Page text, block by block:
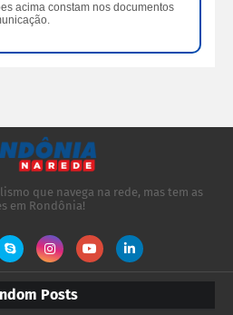
acima constam nos documentos
que navega na rede, mas tem as
em Rondônia!
Posts